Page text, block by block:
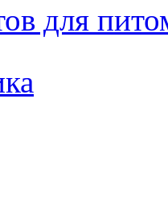
для